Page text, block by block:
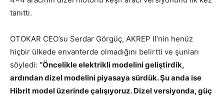
tanıttı.
OTOKAR CEO’su Serdar Görgüç, AKREP II’nin henüz
hiçbir ülkede envanterde olmadığını belirtti ve şunları
söyledi: “Öncelikle elektrikli modelini geliştirdik,
ardından dizel modelini piyasaya sürdük. Şu anda ise
Hibrit model üzerinde çalışıyoruz. Dizel versiyonda, güç